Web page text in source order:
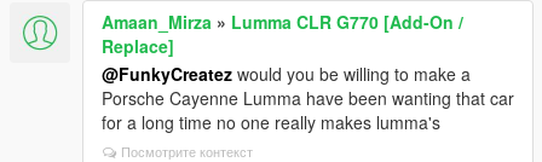
Amaan_Mirza » Lumma CLR G770 [Add-On /
Replace]
@FunkyCreatez would you be willing to make a
Porsche Cayenne Lumma have been wanting that car
for a long time no one really makes lumma's
Посмотрите контекст